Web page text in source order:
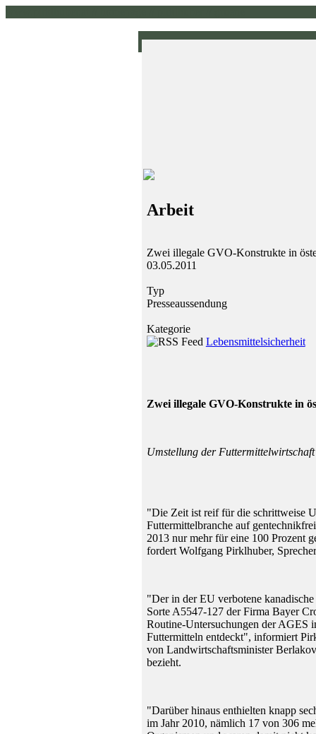
Arbeit
Zwei illegale GVO-Konstrukte in
03.05.2011
Typ
Presseaussendung
Kategorie
Lebensmittelsicherheit
Zwei illegale GVO-Konstrukte in
Umstellung der
"Die Zeit ist reif für die schrittweise
Futtermittelbranche auf
2013 nur mehr für eine 100 Prozent
fordert Wolfgang Pirklhuber,
"Der in der EU verbotene
Sorte A5547-127 der Firma Bayer
Routine-Untersuchungen der AGES
Futtermitteln entdeckt", informiert
von Landwirtschaftsminister
bezieht.
"Darüber hinaus enthielten knapp
im Jahr 2010, nämlich 17 von 306